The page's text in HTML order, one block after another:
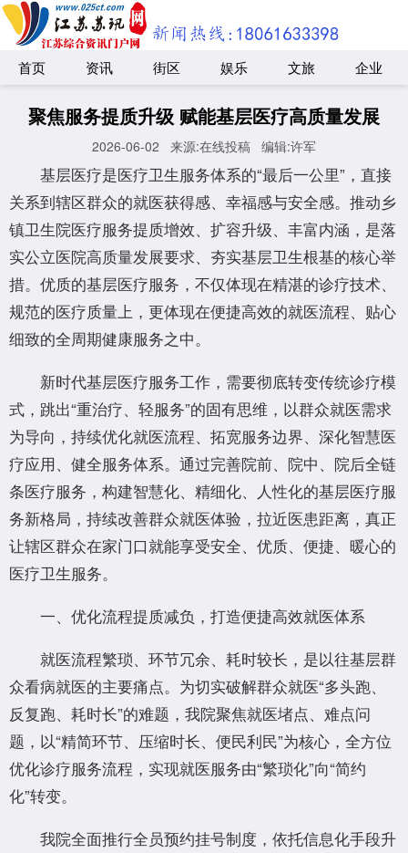
首页 资讯 街区 娱乐 文旅 企业
聚焦服务提质升级 赋能基层医疗高质量发展
2026-06-02 来源:在线投稿 编辑:许军
基层医疗是医疗卫生服务体系的“最后一公里”，直接
关系到辖区群众的就医获得感、幸福感与安全感。推动乡
镇卫生院医疗服务提质增效、扩容升级、丰富内涵，是落
实公立医院高质量发展要求、夯实基层卫生根基的核心举
措。优质的基层医疗服务，不仅体现在精湛的诊疗技术、
规范的医疗质量上，更体现在便捷高效的就医流程、贴心
细致的全周期健康服务之中。
新时代基层医疗服务工作，需要彻底转变传统诊疗模
式，跳出“重治疗、轻服务”的固有思维，以群众就医需求
为导向，持续优化就医流程、拓宽服务边界、深化智慧医
疗应用、健全服务体系。通过完善院前、院中、院后全链
条医疗服务，构建智慧化、精细化、人性化的基层医疗服
务新格局，持续改善群众就医体验，拉近医患距离，真正
让辖区群众在家门口就能享受安全、优质、便捷、暖心的
医疗卫生服务。
一、优化流程提质减负，打造便捷高效就医体系
就医流程繁琐、环节冗余、耗时较长，是以往基层群
众看病就医的主要痛点。为切实破解群众就医“多头跑、
反复跑、耗时长”的难题，我院聚焦就医堵点、难点问
题，以“精简环节、压缩时长、便民利民”为核心，全方位
优化诊疗服务流程，实现就医服务由“繁琐化”向“简约
化”转变。
我院全面推行全员预约挂号制度，依托信息化手段升